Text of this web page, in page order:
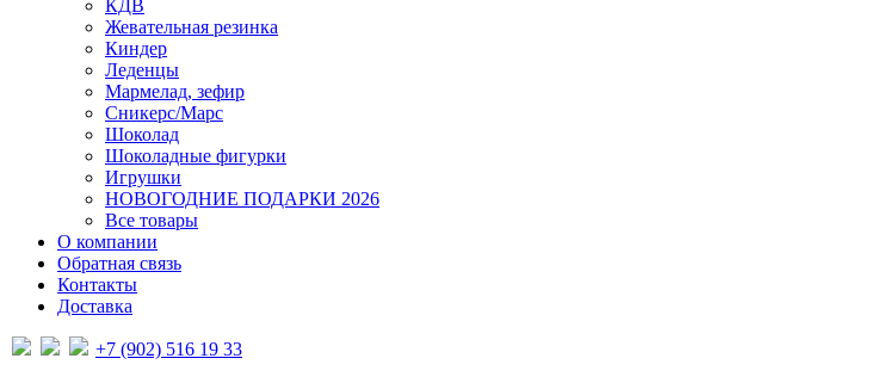
КДВ
Жевательная резинка
Киндер
Леденцы
Мармелад, зефир
Сникерс/Марс
Шоколад
Шоколадные фигурки
Игрушки
НОВОГОДНИЕ ПОДАРКИ 2026
Все товары
О компании
Обратная связь
Контакты
Доставка
+7 (902) 516 19 33